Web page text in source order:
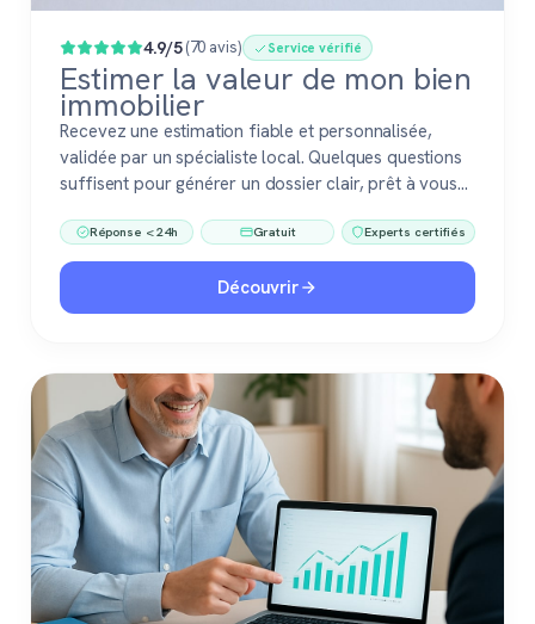
4.9/5(70 avis) Service vérifié
Estimer la valeur de mon bien
immobilier
Recevez une estimation fiable et personnalisée,
validée par un spécialiste local. Quelques questions
suffisent pour générer un dossier clair, prêt à vous
immobilier. Gratuit, sans engagement, 100 %
confiance.
Réponse < 24h Gratuit Experts certifiés
Découvrir